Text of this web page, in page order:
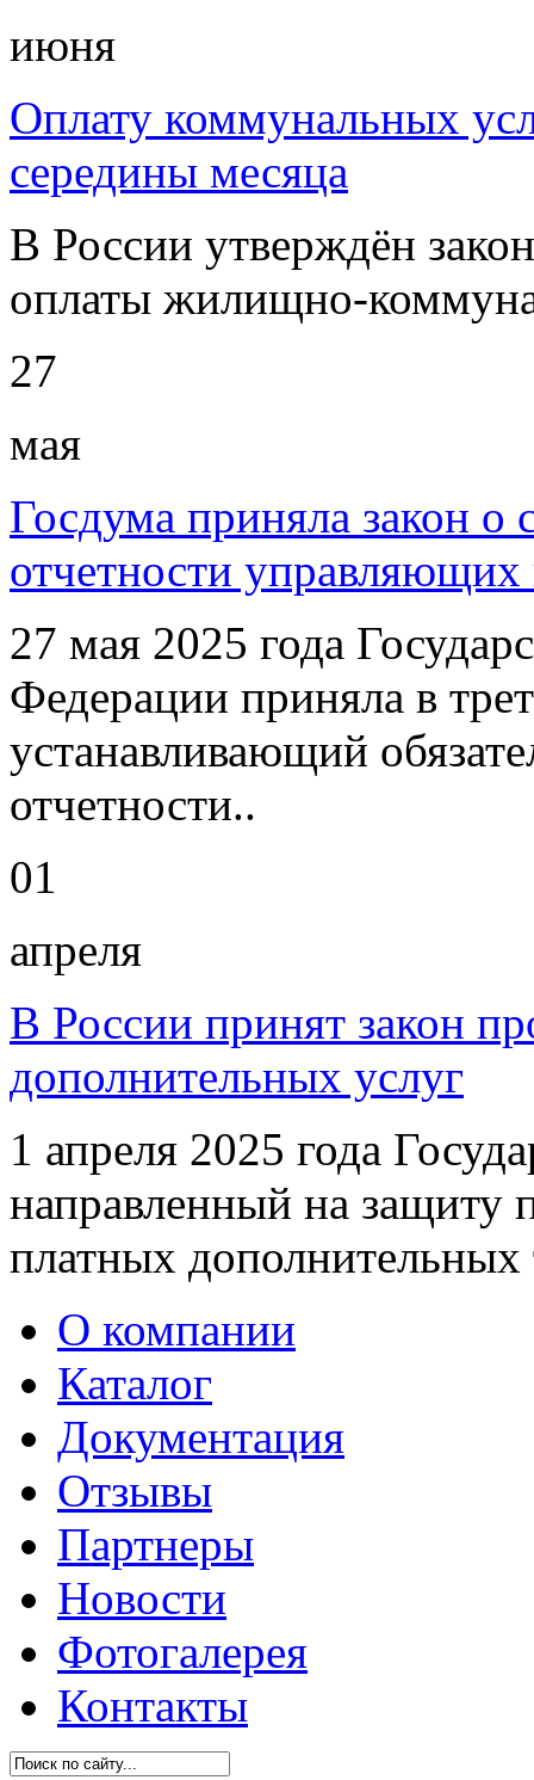
июня
Оплату коммунальных
середины месяца
В России утверждён
оплаты жилищно-
27
мая
Госдума приняла закон о
отчетности
27 мая 2025 года
Федерации приняла в
устанавливающий
отчетности..
01
апреля
В России принят закон
дополнительных услуг
1 апреля 2025 года
направленный на защиту
платных дополнительных
О компании
Каталог
Документация
Отзывы
Партнеры
Новости
Фотогалерея
Контакты